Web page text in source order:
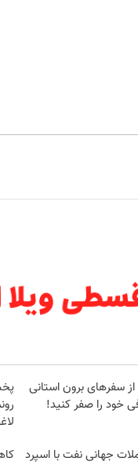
سفرهای برون استانی
خود را صفر کنید!
جهانی نفت با اسپرد